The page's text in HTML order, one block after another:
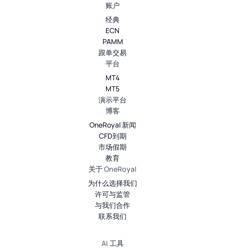
账户
经典
ECN
PAMM
跟单交易
平台
MT4
MT5
演示平台
博客
OneRoyal 新闻
CFD到期
市场假期
教育
关于 OneRoyal
为什么选择我们
许可与监管
与我们合作
联系我们
AI 工具